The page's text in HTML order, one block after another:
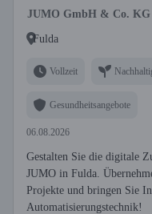
JUMO GmbH & Co. KG
Fulda
Vollzeit
Gesundheitsangebote
06.08.2026
Gestalten Sie die digitale
JUMO in Fulda.
Projekte und bringen Sie
Automatisierungstechnik!